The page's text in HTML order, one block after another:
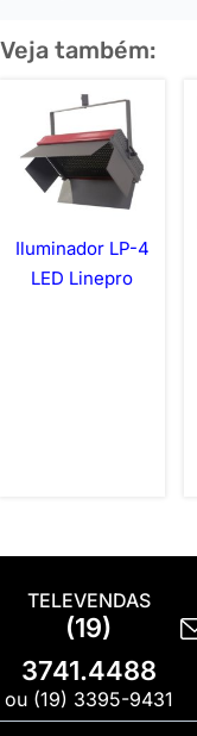
Veja também:
Iluminador LP-4
LED Linepro
TELEVENDAS
(19)
3741.4488
ou (19) 3395-9431